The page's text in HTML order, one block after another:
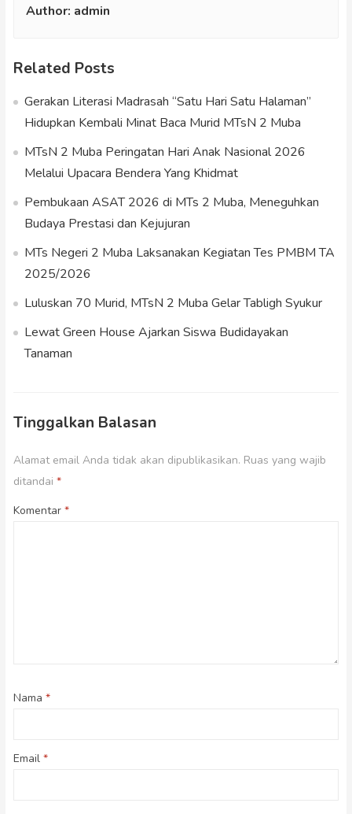
Author: admin
Related Posts
Gerakan Literasi Madrasah “Satu Hari Satu Halaman”
Hidupkan Kembali Minat Baca Murid MTsN 2 Muba
MTsN 2 Muba Peringatan Hari Anak Nasional 2026
Melalui Upacara Bendera Yang Khidmat
Pembukaan ASAT 2026 di MTs 2 Muba, Meneguhkan
Budaya Prestasi dan Kejujuran
MTs Negeri 2 Muba Laksanakan Kegiatan Tes PMBM TA
2025/2026
Luluskan 70 Murid, MTsN 2 Muba Gelar Tabligh Syukur
Lewat Green House Ajarkan Siswa Budidayakan
Tanaman
Tinggalkan Balasan
Alamat email Anda tidak akan dipublikasikan. Ruas yang wajib
ditandai *
Komentar *
Nama *
Email *